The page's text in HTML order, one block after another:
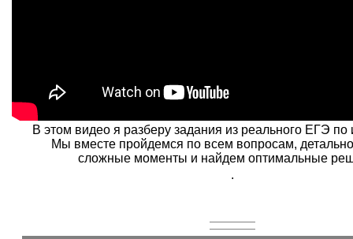
В этом видео я разберу задания из реального ЕГЭ
Мы вместе пройдемся по всем вопросам,
сложные моменты и найдем оптимальные
.